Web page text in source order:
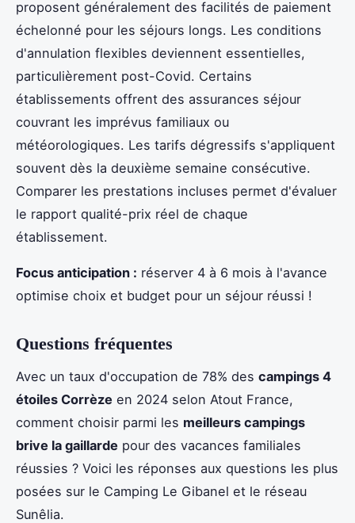
proposent généralement des facilités de paiement
échelonné pour les séjours longs. Les conditions
d'annulation flexibles deviennent essentielles,
particulièrement post-Covid. Certains
établissements offrent des assurances séjour
couvrant les imprévus familiaux ou
météorologiques. Les tarifs dégressifs s'appliquent
souvent dès la deuxième semaine consécutive.
Comparer les prestations incluses permet d'évaluer
le rapport qualité-prix réel de chaque
établissement.
Focus anticipation : réserver 4 à 6 mois à l'avance
optimise choix et budget pour un séjour réussi !
Questions fréquentes
Avec un taux d'occupation de 78% des campings 4
étoiles Corrèze en 2024 selon Atout France,
comment choisir parmi les meilleurs campings
brive la gaillarde pour des vacances familiales
réussies ? Voici les réponses aux questions les plus
posées sur le Camping Le Gibanel et le réseau
Sunêlia.